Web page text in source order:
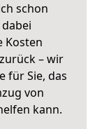
schon
Kosten
– wir
für Sie, das
von
kann.